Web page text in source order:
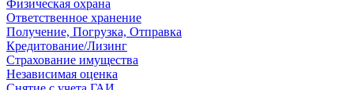
Физическая охрана
Ответственное хранение
Получение, Погрузка, Отправка
Кредитование/Лизинг
Страхование имущества
Независимая оценка